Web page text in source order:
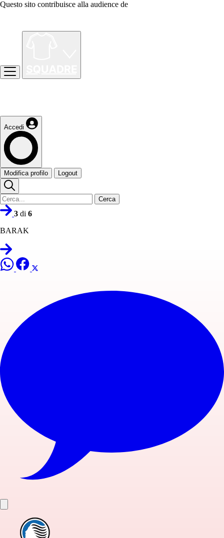
Questo sito contribuisce alla audience de
Accedi
Modifica profilo Logout
Cerca
3 di 6
BARAK